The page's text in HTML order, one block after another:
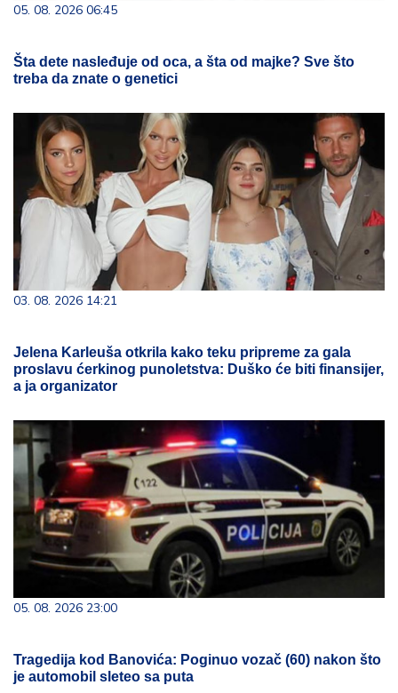
05. 08. 2026 06:45
Šta dete nasleđuje od oca, a šta od majke? Sve što
treba da znate o genetici
03. 08. 2026 14:21
Jelena Karleuša otkrila kako teku pripreme za gala
proslavu ćerkinog punoletstva: Duško će biti finansijer,
a ja organizator
05. 08. 2026 23:00
Tragedija kod Banovića: Poginuo vozač (60) nakon što
je automobil sleteo sa puta